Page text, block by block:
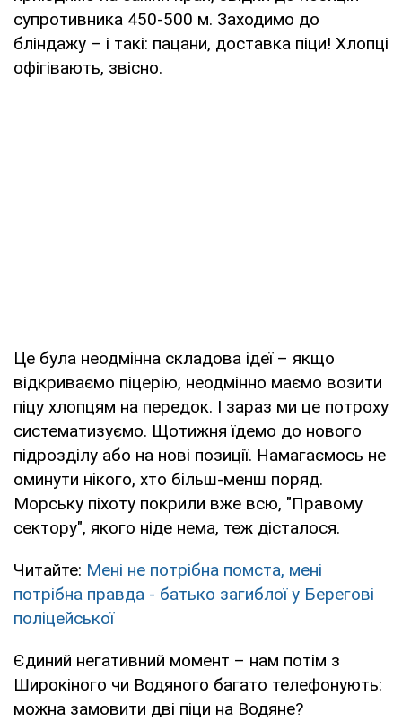
супротивника 450-500 м. Заходимо до
бліндажу – і такі: пацани, доставка піци! Хлопці
офігівають, звісно.
Це була неодмінна складова ідеї – якщо
відкриваємо піцерію, неодмінно маємо возити
піцу хлопцям на передок. І зараз ми це потроху
систематизуємо. Щотижня їдемо до нового
підрозділу або на нові позиції. Намагаємось не
оминути нікого, хто більш-менш поряд.
Морську піхоту покрили вже всю, "Правому
сектору", якого ніде нема, теж дісталося.
Читайте: Мені не потрібна помста, мені
потрібна правда - батько загиблої у Берегові
поліцейської
Єдиний негативний момент – нам потім з
Широкіного чи Водяного багато телефонують:
можна замовити дві піци на Водяне?